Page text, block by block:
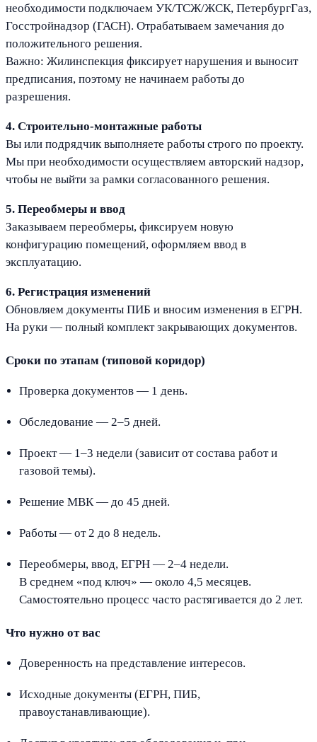
необходимости подключаем УК/ТСЖ/ЖСК, ПетербургГаз,
Госстройнадзор (ГАСН). Отрабатываем замечания до
положительного решения.
Важно: Жилинспекция фиксирует нарушения и выносит
предписания, поэтому не начинаем работы до
разрешения.
4. Строительно-монтажные работы
Вы или подрядчик выполняете работы строго по проекту.
Мы при необходимости осуществляем авторский надзор,
чтобы не выйти за рамки согласованного решения.
5. Переобмеры и ввод
Заказываем переобмеры, фиксируем новую
конфигурацию помещений, оформляем ввод в
эксплуатацию.
6. Регистрация изменений
Обновляем документы ПИБ и вносим изменения в ЕГРН.
На руки — полный комплект закрывающих документов.
Сроки по этапам (типовой коридор)
Проверка документов — 1 день.
Обследование — 2–5 дней.
Проект — 1–3 недели (зависит от состава работ и
газовой темы).
Решение МВК — до 45 дней.
Работы — от 2 до 8 недель.
Переобмеры, ввод, ЕГРН — 2–4 недели.
В среднем «под ключ» — около 4,5 месяцев.
Самостоятельно процесс часто растягивается до 2 лет.
Что нужно от вас
Доверенность на представление интересов.
Исходные документы (ЕГРН, ПИБ,
правоустанавливающие).